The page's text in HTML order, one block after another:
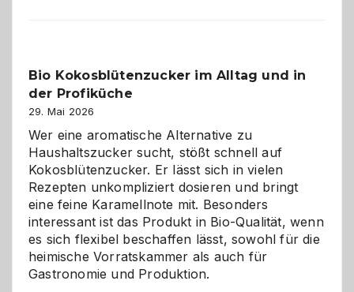
Gefahr
für
Hunde
im
eigenen
Zuhause
Bio Kokosblütenzucker im Alltag und in
der Profiküche
29. Mai 2026
Wer eine aromatische Alternative zu
Haushaltszucker sucht, stößt schnell auf
Kokosblütenzucker. Er lässt sich in vielen
Rezepten unkompliziert dosieren und bringt
eine feine Karamellnote mit. Besonders
interessant ist das Produkt in Bio-Qualität, wenn
es sich flexibel beschaffen lässt, sowohl für die
heimische Vorratskammer als auch für
Gastronomie und Produktion.